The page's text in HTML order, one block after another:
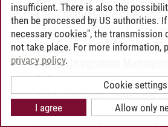
Sprachangebot (ehemals
ohne CPs)-Deutsch als
Intensivkurs Einführung B1
Masterprogramm
& Entrepreneurship-
Sprachangebot (ehemals
ohne CPs)
Deutsch als
insufficient. There is also the
then be processed by US authorities.
necessary cookies", the transmission
not take place. For more information,
privacy policy.
Cookie settings
Allow only
I agree